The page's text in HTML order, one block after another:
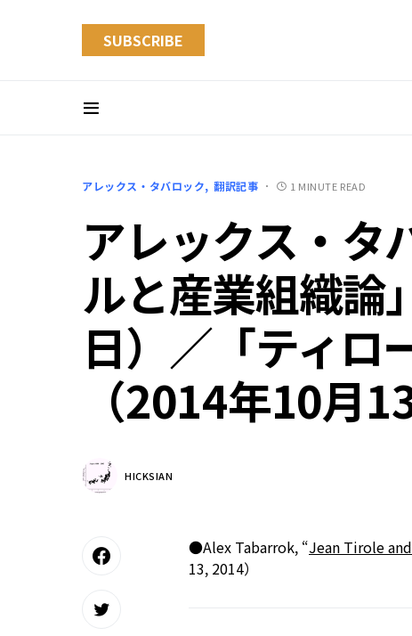
SUBSCRIBE
アレックス・タバロック 翻訳記事 1 MINUTE READ
アレックス・タ
ルと産業組織論
日）／「ティロ
（2014年10月13
HICKSIAN
●Alex Tabarrok, “Jean Tirole
13, 2014）